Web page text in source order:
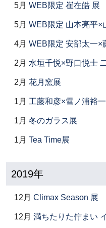
5月 WEB限定 崔在皓 展
5月 WEB限定 山本亮平×
4月 WEB限定 安部太一×
2月 水垣千悦×野口悦士
2月 花月窯展
1月 工藤和彦×雪ノ浦裕
1月 冬のガラス展
1月 Tea Time展
2019年
12月 Climax Season 展
12月 満ちたりた佇まい